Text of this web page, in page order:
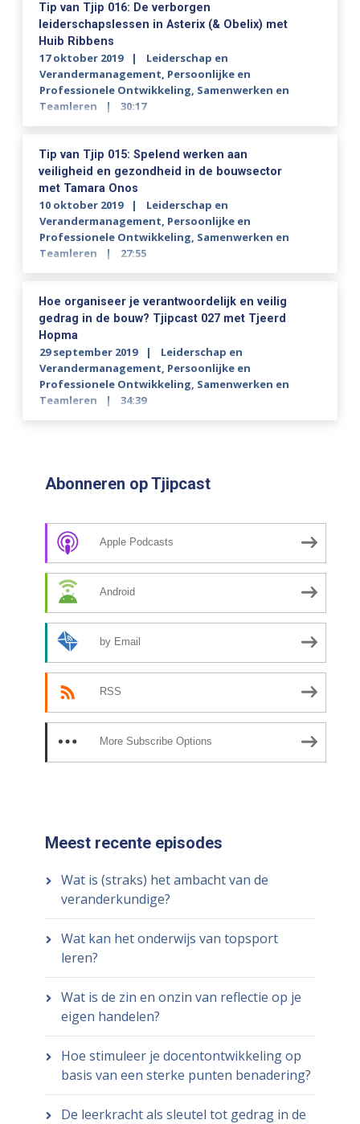
Tip van Tjip 016: De verborgen
leiderschapslessen in Asterix (& Obelix) met
Huib Ribbens
17 oktober 2019
Leiderschap en
Verandermanagement, Persoonlijke en
Professionele Ontwikkeling, Samenwerken en
Teamleren
30:17
Tip van Tjip 015: Spelend werken aan
veiligheid en gezondheid in de bouwsector
met Tamara Onos
10 oktober 2019
Leiderschap en
Verandermanagement, Persoonlijke en
Professionele Ontwikkeling, Samenwerken en
Teamleren
27:55
Hoe organiseer je verantwoordelijk en veilig
gedrag in de bouw? Tjipcast 027 met Tjeerd
Hopma
29 september 2019
Leiderschap en
Verandermanagement, Persoonlijke en
Professionele Ontwikkeling, Samenwerken en
Teamleren
34:39
Abonneren op Tjipcast
Apple Podcasts
Android
by Email
RSS
More Subscribe Options
Meest recente episodes
Wat is (straks) het ambacht van de
veranderkundige?
Wat kan het onderwijs van topsport
leren?
Wat is de zin en onzin van reflectie op je
eigen handelen?
Hoe stimuleer je docentontwikkeling op
basis van een sterke punten benadering?
De leerkracht als sleutel tot gedrag in de